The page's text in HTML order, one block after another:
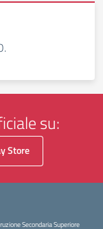
su:
Store
Secondaria Superiore